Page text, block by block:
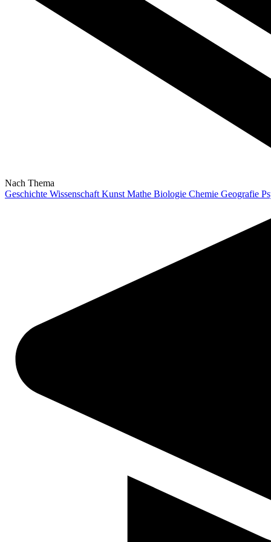
Nach Thema
Geschichte Wissenschaft Kunst Mathe Biologie Chemie Geografie